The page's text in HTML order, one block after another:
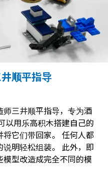
顺平指导
师三井顺平指导，专为酒
以用乐高积木搭建自己的
将它们带回家。 任何人都
明轻松组装。 此外，即
型改造成完全不同的模